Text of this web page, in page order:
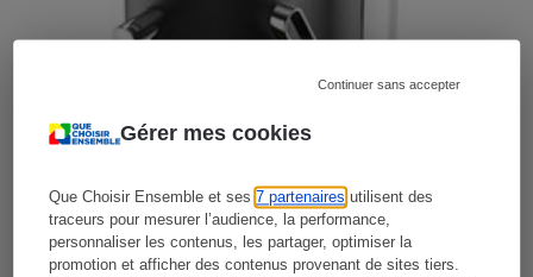
Gérer mes cookies
Que Choisir Ensemble et ses7 partenaires utilisent des
traceurs pour mesurer l’audience, la performance,
personnaliser les contenus, les partager, optimiser la
promotion et afficher des contenus provenant de sites tiers.
Continuer sans accepter